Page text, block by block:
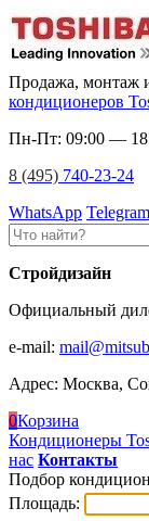
Продажа, монтаж
кондиционеров
Пн-Пт: 09:00 —
8 (495) 740-23-24
WhatsApp Telegram
Стройдизайн
Официальный
e-mail:
Адрес: Москва,
0Корзина
Кондиционеры
нас Контакты
Подбор
Площадь: